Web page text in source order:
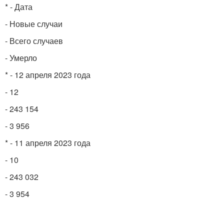
* - Дата
- Новые случаи
- Всего случаев
- Умерло
* - 12 апреля 2023 года
- 12
- 243 154
- 3 956
* - 11 апреля 2023 года
- 10
- 243 032
- 3 954